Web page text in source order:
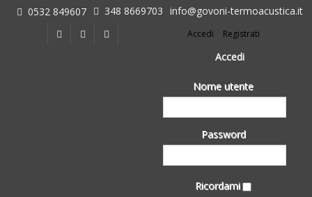
0532 849607 348 8669703 info@govoni-termoacustica.it
Accedi Registrati
Accedi
Nome utente
Password
Ricordami
L'azienda
Chi siamo
Fasi della Ricostruzione Post Terremoto
Impermeabilizzanti per l'edilizia
Isolanti Termici, cartongesso e sistemi a secco